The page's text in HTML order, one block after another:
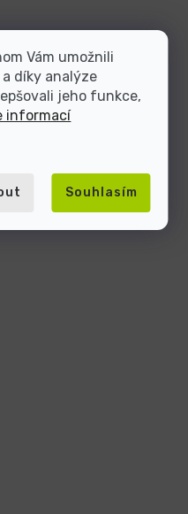
Vám umožnili
díky analýze
jeho funkce,
informací
Souhlasím